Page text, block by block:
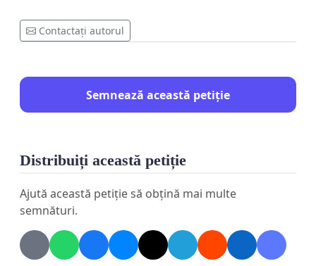
Contactați autorul
Semnează această petiție
Distribuiți această petiție
Ajută această petiție să obțină mai multe
semnături.